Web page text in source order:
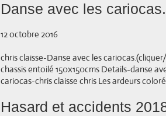
Danse avec les cariocas.
12 octobre 2016
chris claisse-Danse avec les
chassis entoilé 150x150cms Details-danse
cariocas-chris claisse chris Les ardeurs
Hasard et accidents